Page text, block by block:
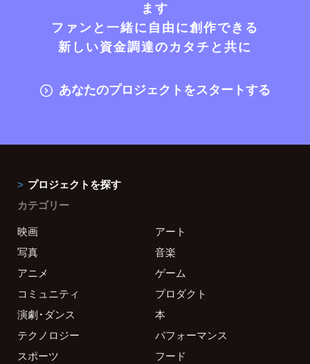
ます
ファンと一緒に自由に創作できる
新しい資金調達のカタチと共に
あなたのプロジェクトをスタートする
プロジェクトを探す
カテゴリー
映画
アート
写真
音楽
アニメ
ゲーム
コミュニティ
プロダクト
演劇・ダンス
本
テクノロジー
パフォーマンス
スポーツ
フード